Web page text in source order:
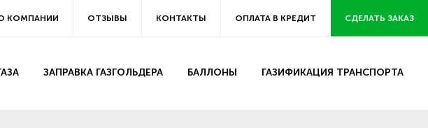
КОМПАНИИ ОТЗЫВЫ КОНТАКТЫ ОПЛАТА В КРЕДИТ СДЕЛАТЬ ЗАКАЗ
ЗАПРАВКА ГАЗГОЛЬДЕРА БАЛЛОНЫ ГАЗИФИКАЦИЯ ТРАНСПОРТА